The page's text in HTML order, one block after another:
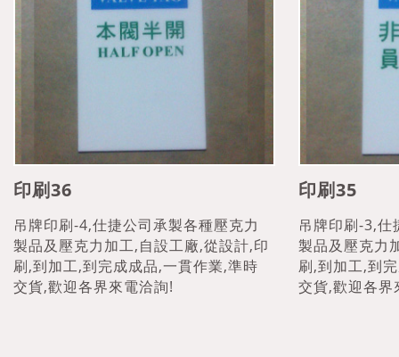
印刷36
吊牌印刷-4,仕捷公司承製各種壓克力
製品及壓克力加工,自設工廠,從設計,印
刷,到加工,到完成成品,一貫作業,準時
交貨,歡迎各界來電洽詢!
印刷35
吊牌印刷-3,仕
製品及壓克力
刷,到加工,到
交貨,歡迎各界